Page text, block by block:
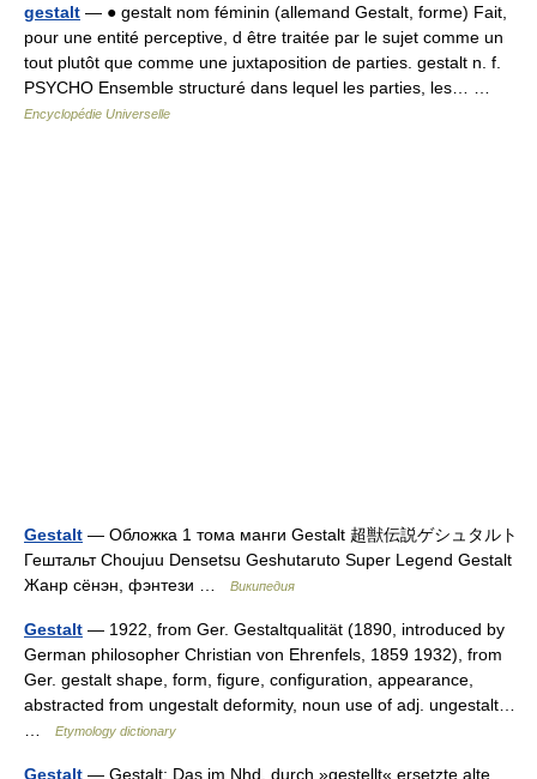
gestalt — ● gestalt nom féminin (allemand Gestalt, forme) Fait,
pour une entité perceptive, d être traitée par le sujet comme un
tout plutôt que comme une juxtaposition de parties. gestalt n. f.
PSYCHO Ensemble structuré dans lequel les parties, les… …
Encyclopédie Universelle
Gestalt — Обложка 1 тома манги Gestalt 超獣伝説ゲシュタルト
Гештальт Choujuu Densetsu Geshutaruto Super Legend Gestalt
Жанр сёнэн, фэнтези …
Википедия
Gestalt — 1922, from Ger. Gestaltqualität (1890, introduced by
German philosopher Christian von Ehrenfels, 1859 1932), from
Ger. gestalt shape, form, figure, configuration, appearance,
abstracted from ungestalt deformity, noun use of adj. ungestalt…
Etymology dictionary
Gestalt — Gestalt: Das im Nhd. durch »gestellt« ersetzte alte